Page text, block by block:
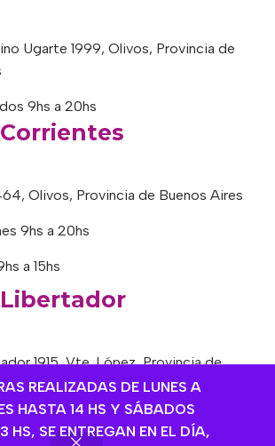
REALIZADAS DE LUNES A
HASTA 14 HS Y SÁBADOS
HS, SE ENTREGAN EN EL DÍA,
Ugarte 1999, Olivos, Provincia de
9hs a 20hs
Olivos, Provincia de Buenos Aires
9hs a 20hs
a 15hs
1915, Vte. López, Provincia de
de 9hs a 13hs / 16hs a 20hs